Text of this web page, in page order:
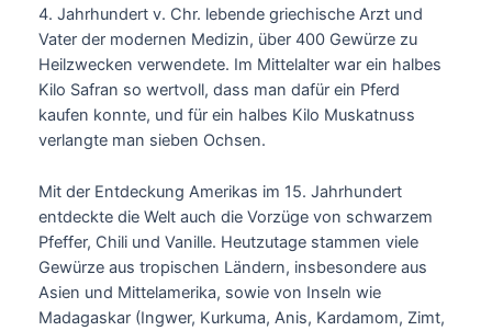
4. Jahrhundert v. Chr. lebende griechische Arzt und
Vater der modernen Medizin, über 400 Gewürze zu
Heilzwecken verwendete. Im Mittelalter war ein halbes
Kilo Safran so wertvoll, dass man dafür ein Pferd
kaufen konnte, und für ein halbes Kilo Muskatnuss
verlangte man sieben Ochsen.
Mit der Entdeckung Amerikas im 15. Jahrhundert
entdeckte die Welt auch die Vorzüge von schwarzem
Pfeffer, Chili und Vanille. Heutzutage stammen viele
Gewürze aus tropischen Ländern, insbesondere aus
Asien und Mittelamerika, sowie von Inseln wie
Madagaskar (Ingwer, Kurkuma, Anis, Kardamom, Zimt,